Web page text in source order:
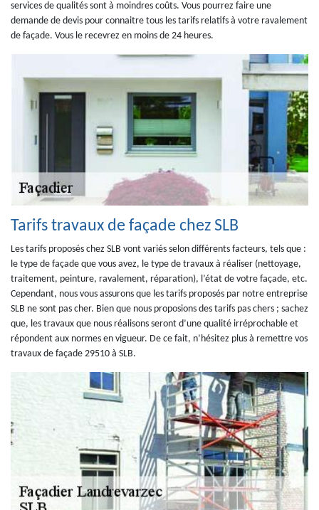
services de qualités sont à moindres coûts. Vous pourrez faire une
demande de devis pour connaitre tous les tarifs relatifs à votre ravalement
de façade. Vous le recevrez en moins de 24 heures.
Tarifs travaux de façade chez SLB
Les tarifs proposés chez SLB vont variés selon différents facteurs, tels que :
le type de façade que vous avez, le type de travaux à réaliser (nettoyage,
traitement, peinture, ravalement, réparation), l’état de votre façade, etc.
Cependant, nous vous assurons que les tarifs proposés par notre entreprise
SLB ne sont pas cher. Bien que nous proposions des tarifs pas chers ; sachez
que, les travaux que nous réalisons seront d’une qualité irréprochable et
répondent aux normes en vigueur. De ce fait, n’hésitez plus à remettre vos
travaux de façade 29510 à SLB.